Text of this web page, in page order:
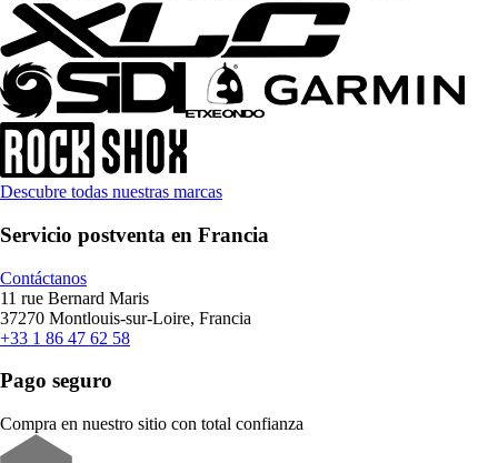
Descubre todas nuestras marcas
Servicio postventa en Francia
Contáctanos
11 rue Bernard Maris
37270 Montlouis-sur-Loire, Francia
+33 1 86 47 62 58
Pago seguro
Compra en nuestro sitio con total confianza